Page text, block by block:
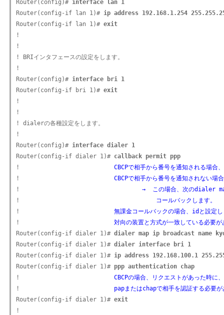
Router(config)# interface lan 1
Router(config-if lan 1)# ip address 192.168.1.254
Router(config-if lan 1)# exit
!
!
! BRIインタフェースの設定をします。
!
Router(config)# interface bri 1
Router(config-if bri 1)# exit
!
!
! dialerの各種設定をします。
!
Router(config)# interface dialer 1
Router(config-if dialer 1)# callback permit ppp
! CBCPで相手から番号を通知される場合
! CBCPで相手から番号を通知されない
! →  この場合、次のdialer
!
    コールバックします。
! 無課金コールバックの場合、idと設定
! 対向の装置と方式が一致している必要が
Router(config-if dialer 1)# dialer map ip broadcast name
Router(config-if dialer 1)# dialer interface bri 1
Router(config-if dialer 1)# ip address 192.168.100.1
Router(config-if dialer 1)# ppp authentication chap
! CBCPの場合、リクエストがあった時に、
! papまたはchapで相手を認証する必要が
Router(config-if dialer 1)# exit
!